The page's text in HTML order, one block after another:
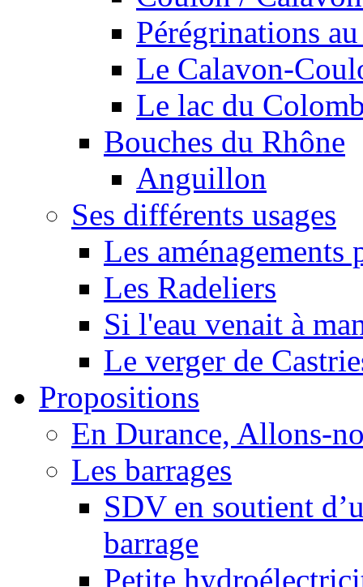
Pérégrinations
Le Calavon-
Le lac du
Bouches du Rhône
Anguillon
Ses différents usages
Les
Les Radeliers
Si l'eau venait à
Le verger de
Propositions
En Durance, Allons-
Les barrages
SDV en soutient
barrage
Petite